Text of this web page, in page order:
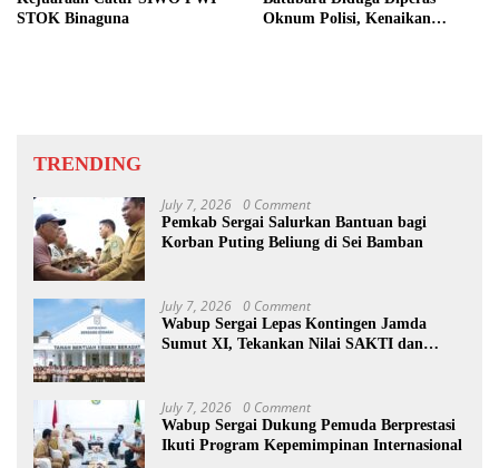
STOK Binaguna
Oknum Polisi, Kenaikan
TRENDING
July 7, 2026 0 Comment
Pemkab Sergai Salurkan Bantuan bagi
Korban Puting Beliung di Sei Bamban
July 7, 2026 0 Comment
Wabup Sergai Lepas Kontingen Jamda
Sumut XI, Tekankan Nilai SAKTI dan
July 7, 2026 0 Comment
Wabup Sergai Dukung Pemuda Berprestasi
Ikuti Program Kepemimpinan Internasional